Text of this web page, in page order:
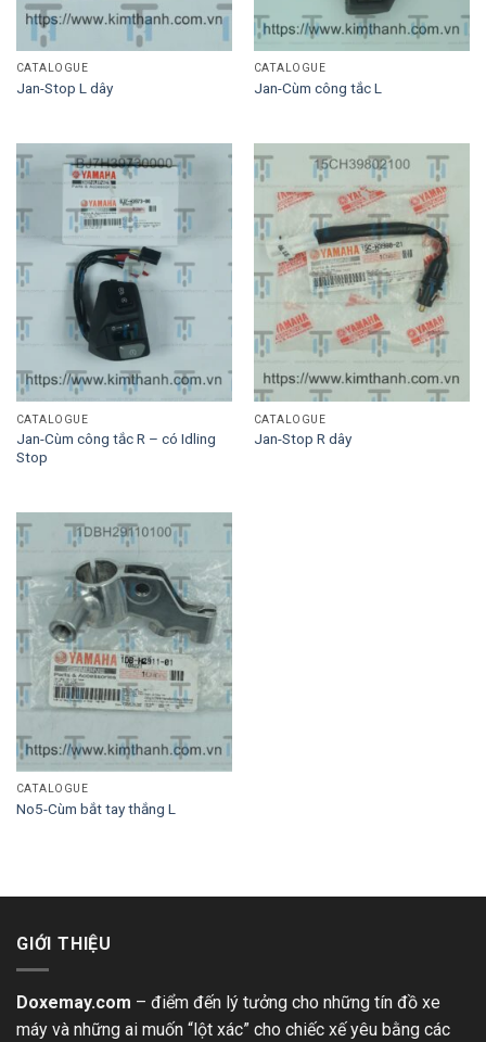
CATALOGUE
Jan-Stop L dây
CATALOGUE
Jan-Cùm công tắc L
CATALOGUE
Jan-Cùm công tắc R – có Idling
Stop
CATALOGUE
Jan-Stop R dây
CATALOGUE
No5-Cùm bắt tay thắng L
GIỚI THIỆU
Doxemay.com – điểm đến lý tưởng cho những tín đồ xe
máy và những ai muốn “lột xác” cho chiếc xế yêu bằng các